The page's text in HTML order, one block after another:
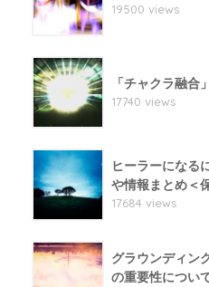
19500 views
「チャクラ融合
17740 views
ヒーラーになる
や情報まとめ＜
17684 views
グラウンディン
の重要性につい